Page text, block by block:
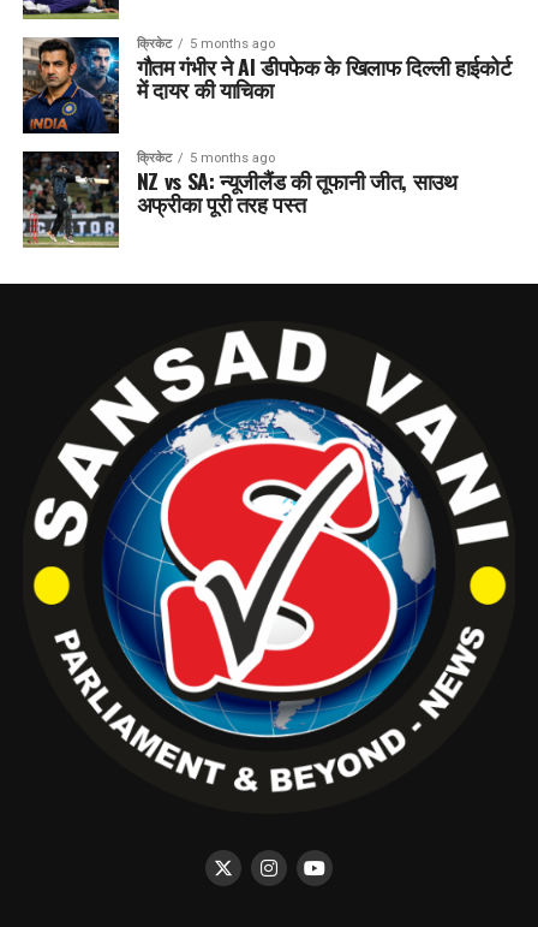
क्रिकेट 5 months ago
गौतम गंभीर ने AI डीपफेक के खिलाफ दिल्ली हाईकोर्ट
में दायर की याचिका
क्रिकेट 5 months ago
NZ vs SA: न्यूजीलैंड की तूफानी जीत, साउथ
अफ्रीका पूरी तरह पस्त